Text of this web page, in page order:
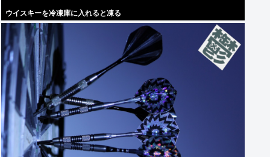
ウイスキーを冷凍庫に入れると凍る